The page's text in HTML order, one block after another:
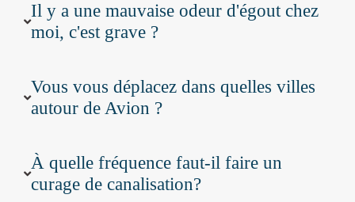
Il y a une mauvaise odeur d'égout chez
moi, c'est grave ?
Vous vous déplacez dans quelles villes
autour de Avion ?
À quelle fréquence faut-il faire un
curage de canalisation?